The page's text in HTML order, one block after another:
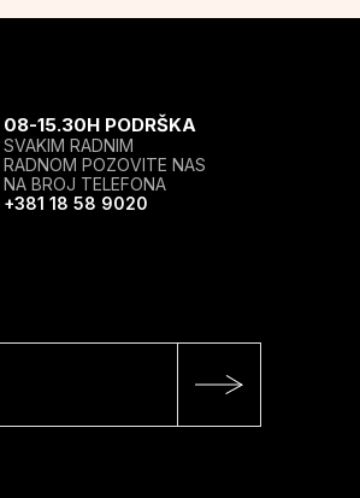
08-15.30H PODRŠKA
SVAKIM RADNIM
RADNOM POZOVITE NAS
NA BROJ TELEFONA
+381 18 58 9020